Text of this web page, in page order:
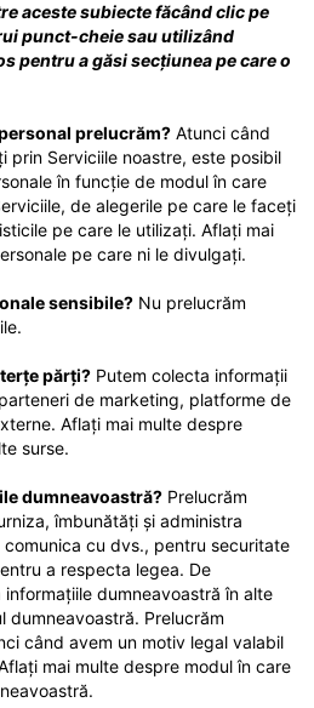
aceste subiecte făcând clic pe
punct-cheie sau utilizând
pentru a găsi secțiunea pe care o
prelucrăm? Atunci când
prin Serviciile noastre, este posibil
în funcție de modul în care
de alegerile pe care le faceți
pe care le utilizați. Aflați mai
pe care ni le divulgați.
sensibile? Nu prelucrăm
părți? Putem colecta informații
de marketing, platforme de
Aflați mai multe despre
surse.
dumneavoastră? Prelucrăm
îmbunătăți și administra
cu dvs., pentru securitate
a respecta legea. De
dumneavoastră în alte
dumneavoastră. Prelucrăm
când avem un motiv legal valabil
mai multe despre modul în care